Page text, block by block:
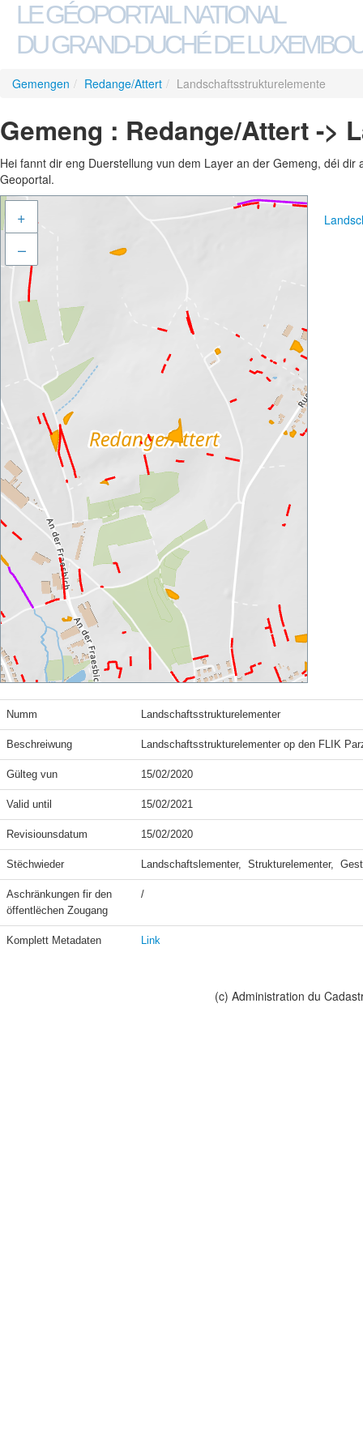
LE GÉOPORTAIL NATIONAL
DU GRAND-DUCHÉ DE
Gemengen / Redange/Attert / Landschaftsstrukturelemente
Gemeng : Redange/Attert ->
Hei fannt dir eng Duerstellung vun dem Layer an der Gemeng, déi
Geoportal.
+
–
Numm Landschaftsstrukturelementer
Beschreiwung Landschaftsstrukturelementer op den FLIK
Gülteg vun 15/02/2020
Valid until 15/02/2021
Revisiounsdatum 15/02/2020
Stëchwieder Landschaftslementer,  Strukturelementer,
Aschränkungen fir den
öffentlëchen Zougang
/
Komplett Metadaten Link
(c) Administration du